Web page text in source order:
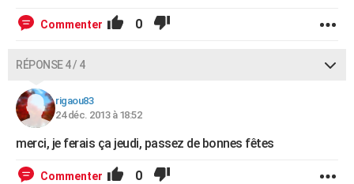
Commenter 0
RÉPONSE 4 / 4
rigaou83
24 déc. 2013 à 18:52
merci, je ferais ça jeudi, passez de bonnes fêtes
Commenter 0